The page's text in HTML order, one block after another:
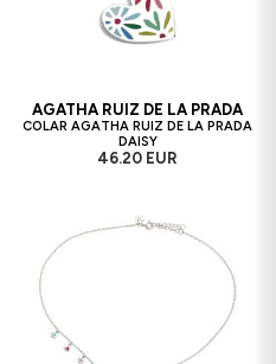
AGATHA RUIZ DE LA PRADA
COLAR AGATHA RUIZ DE LA PRADA
DAISY
46.20 EUR